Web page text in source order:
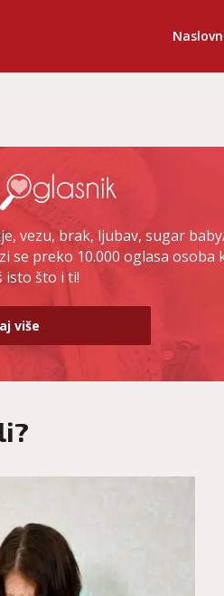
vezu, brak, ljubav, sugar
se preko 10.000 oglasa osoba
isto što i ti!
više